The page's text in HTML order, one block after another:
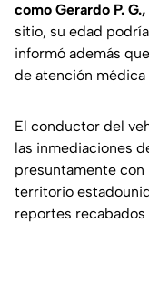
como Gerardo P. G.,
sitio, su edad
informó además
de atención
El conductor del
las inmediaciones
presuntamente con
territorio
reportes recabados